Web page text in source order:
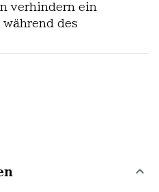
verhindern ein
während des